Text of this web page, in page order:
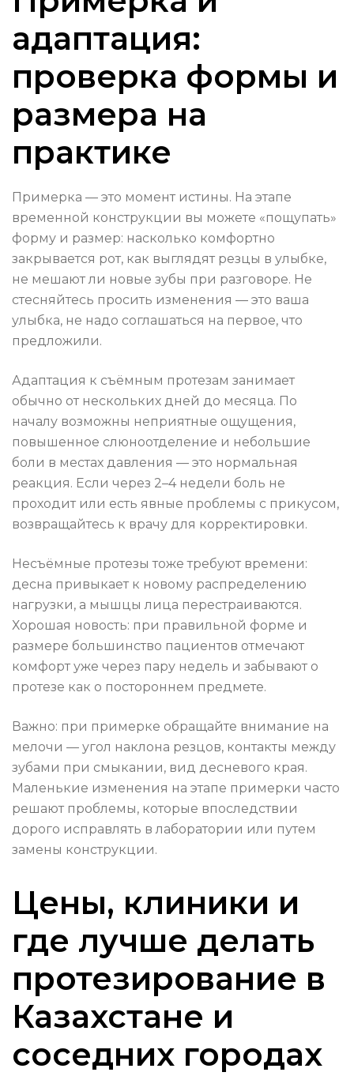
адаптация:
проверка формы и
размера на
практике
Примерка — это момент истины. На этапе
временной конструкции вы можете «пощупать»
форму и размер: насколько комфортно
закрывается рот, как выглядят резцы в улыбке,
не мешают ли новые зубы при разговоре. Не
стесняйтесь просить изменения — это ваша
улыбка, не надо соглашаться на первое, что
предложили.
Адаптация к съёмным протезам занимает
обычно от нескольких дней до месяца. По
началу возможны неприятные ощущения,
повышенное слюноотделение и небольшие
боли в местах давления — это нормальная
реакция. Если через 2–4 недели боль не
проходит или есть явные проблемы с прикусом,
возвращайтесь к врачу для корректировки.
Несъёмные протезы тоже требуют времени:
десна привыкает к новому распределению
нагрузки, а мышцы лица перестраиваются.
Хорошая новость: при правильной форме и
размере большинство пациентов отмечают
комфорт уже через пару недель и забывают о
протезе как о постороннем предмете.
Важно: при примерке обращайте внимание на
мелочи — угол наклона резцов, контакты между
зубами при смыкании, вид десневого края.
Маленькие изменения на этапе примерки часто
решают проблемы, которые впоследствии
дорого исправлять в лаборатории или путем
замены конструкции.
Цены, клиники и
где лучше делать
протезирование в
Казахстане и
соседних городах